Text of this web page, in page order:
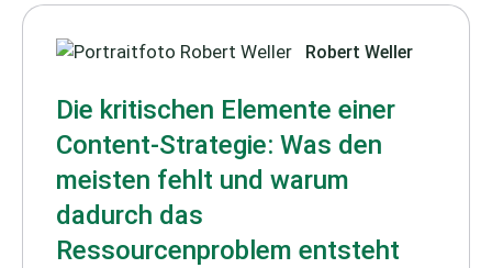
Robert Weller
Die kritischen Elemente einer
Content-Strategie: Was den
meisten fehlt und warum
dadurch das
Ressourcenproblem entsteht